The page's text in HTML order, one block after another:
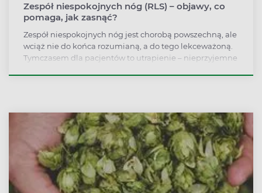
Zespół niespokojnych nóg (RLS) – objawy, co
pomaga, jak zasnąć?
Zespół niespokojnych nóg jest chorobą powszechną, ale
wciąż nie do końca rozumianą, a do tego lekceważoną.
Tymczasem dla pacjentów to utrapienie – nieprzyjemne